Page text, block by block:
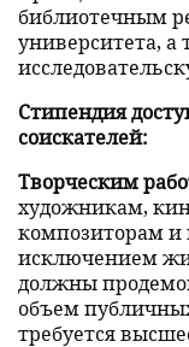
библиотечным
университета,
Стипендия
соискателей:
Творческим
художникам,
композиторам и
исключением
должны
объем
требуется